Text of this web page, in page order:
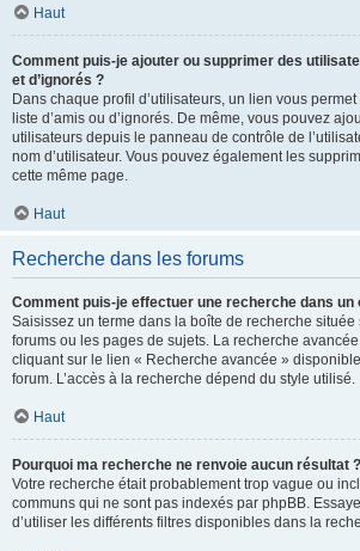
Haut
Comment puis-je ajouter ou supprimer des
et d’ignorés ?
Dans chaque profil d’utilisateurs, un lien vous
liste d’amis ou d’ignorés. De même, vous pouvez
utilisateurs depuis le panneau de contrôle de
nom d’utilisateur. Vous pouvez également les
cette même page.
Haut
Recherche dans les forums
Comment puis-je effectuer une recherche dans un
Saisissez un terme dans la boîte de recherche située
forums ou les pages de sujets. La recherche
cliquant sur le lien « Recherche avancée »
forum. L’accès à la recherche dépend du style utilisé.
Haut
Pourquoi ma recherche ne renvoie aucun résultat ?
Votre recherche était probablement trop vague ou
communs qui ne sont pas indexés par phpBB.
d’utiliser les différents filtres disponibles dans la